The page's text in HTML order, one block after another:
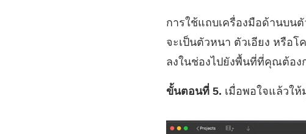
การใช้แถบเครื่องมือด้านบน
จะเป็นตัวหนา ตัวเอียง หรือ
ลงในช่องไปยังพื้นที่ที่คุณต้อง
ขั้นตอนที่ 5. เมื่อพอใจแล้วให้